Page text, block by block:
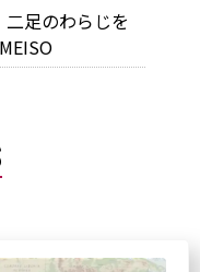
足のわらじを